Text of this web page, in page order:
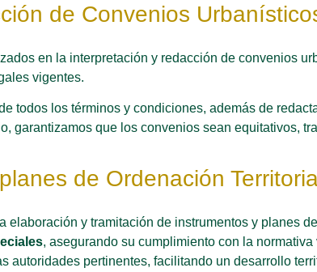
de Convenios
en la interpretación y redacción de convenios
vigentes.
todos los términos y condiciones, además de
garantizamos que los convenios sean equitativos,
de Ordenación
elaboración y tramitación de instrumentos y planes
, asegurando su cumplimiento con la
autoridades pertinentes, facilitando un desarrollo